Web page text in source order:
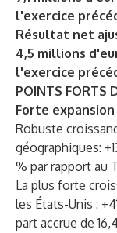
l'exercice
Résultat net
4,5 millions
l'exercice
POINTS FORTS
Forte
Robuste
géographiques:
% par rapport au
La plus forte
les États-Unis :
part accrue de